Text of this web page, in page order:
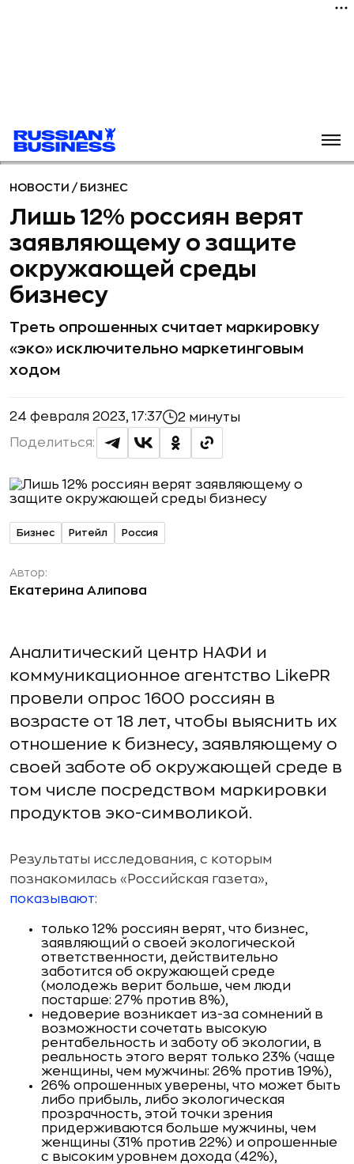
НОВОСТИ / БИЗНЕС
Лишь 12% россиян верят
заявляющему о защите
окружающей среды
бизнесу
Треть опрошенных считает маркировку
«эко» исключительно маркетинговым
ходом
24 февраля 2023, 17:37 2 минуты
Поделиться:
Бизнес Ритейл Россия
Автор:
Екатерина Алипова
Аналитический центр НАФИ и
коммуникационное агентство LikePR
провели опрос 1600 россиян в
возрасте от 18 лет, чтобы выяснить их
отношение к бизнесу, заявляющему о
своей заботе об окружающей среде в
том числе посредством маркировки
продуктов эко-символикой.
Результаты исследования, с которым
познакомилась «Российская газета»,
показывают:
только 12% россиян верят, что бизнес,
заявляющий о своей экологической
ответственности, действительно
заботится об окружающей среде
(молодежь верит больше, чем люди
постарше: 27% против 8%),
недоверие возникает из-за сомнений в
возможности сочетать высокую
рентабельность и заботу об экологии, в
реальность этого верят только 23% (чаще
женщины, чем мужчины: 26% против 19%),
26% опрошенных уверены, что может быть
либо прибыль, либо экологическая
прозрачность, этой точки зрения
придерживаются больше мужчины, чем
женщины (31% против 22%) и опрошенные
с высоким уровнем дохода (42%),